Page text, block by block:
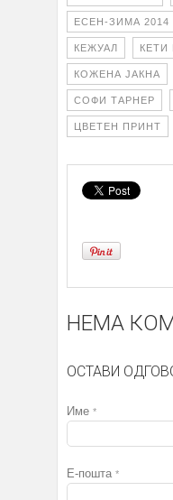
ЕСЕН-ЗИМА 2014
КЕЖУАЛ КЕТИ
КОЖЕНА ЈАКНА
СОФИ ТАРНЕР
ЦВЕТЕН ПРИНТ
НЕМА
ОСТАВИ
Име *
Е-пошта *